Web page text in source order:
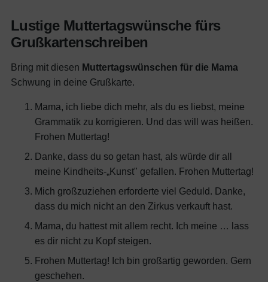
Lustige Muttertagswünsche fürs
Grußkartenschreiben
Bring mit diesen Muttertagswünschen für die Mama
Schwung in deine Grußkarte.
Mama, ich liebe dich mehr, als du es liebst, meine
Grammatik zu korrigieren. Und das will was heißen.
Frohen Muttertag!
Danke, dass du so getan hast, als würde dir all
meine Kindheits-„Kunst" gefallen. Frohen Muttertag!
Mich großzuziehen erforderte viel Geduld. Danke,
dass du mich nicht an den Zirkus verkauft hast.
Mama, du hattest mit allem recht. Ich meine … lass
es dir nicht zu Kopf steigen.
Frohen Muttertag! Ich bin großartig geworden. Gern
geschehen.